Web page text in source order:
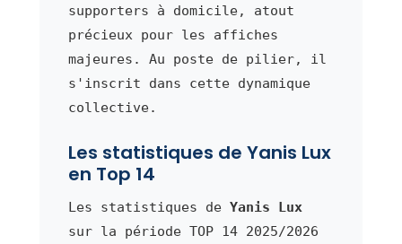
supporters à domicile, atout
précieux pour les affiches
majeures. Au poste de pilier, il
s'inscrit dans cette dynamique
collective.
Les statistiques de Yanis Lux
en Top 14
Les statistiques de Yanis Lux
sur la période TOP 14 2025/2026